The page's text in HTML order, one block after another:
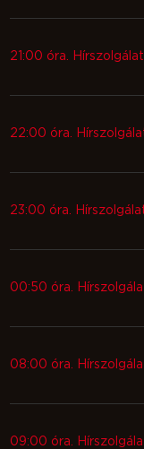
21:00 óra. Hírszolgálat
22:00 óra.
23:00 óra.
00:50 óra.
08:00 óra.
09:00 óra.